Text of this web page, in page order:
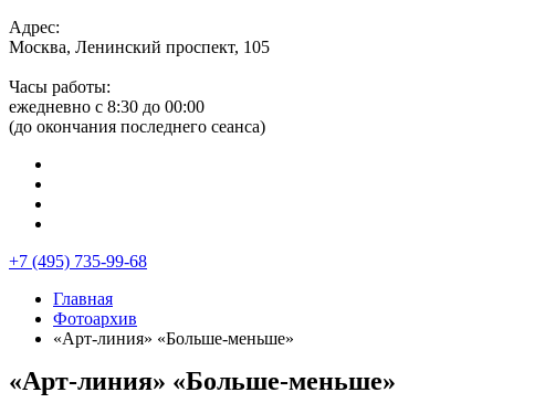
Адрес:
Москва, Ленинский проспект, 105
Часы работы:
ежедневно с 8:30 до 00:00
(до окончания последнего сеанса)
+7 (495) 735-99-68
Главная
Фотоархив
«Арт-линия» «Больше-меньше»
«Арт-линия» «Больше-меньше»